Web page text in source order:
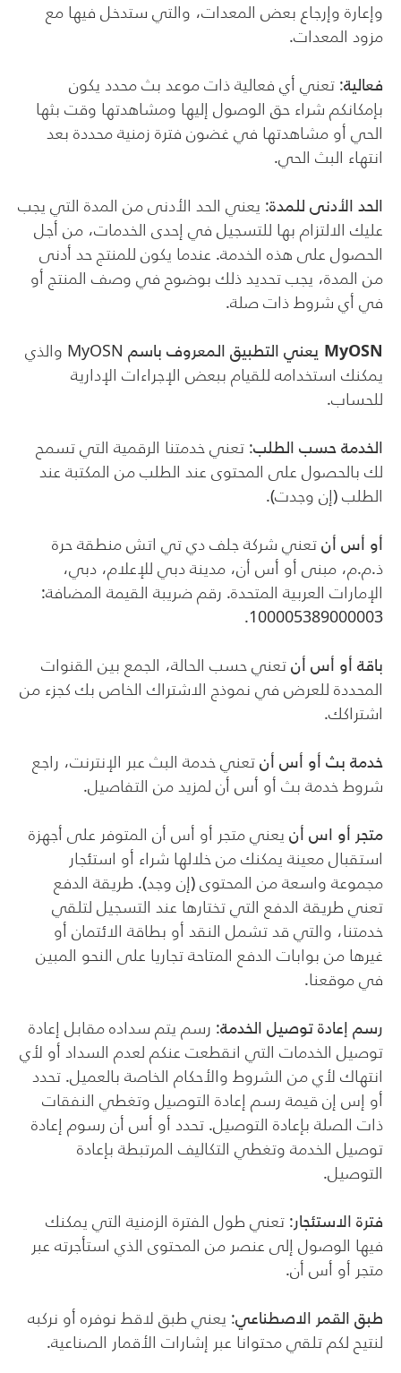
وإعارة وإرجاع بعض المعدات، والتي ستدخل فيها مع
مزود المعدات.
فعالية: تعني أي فعالية ذات موعد بث محدد يكون
بإمكانكم شراء حق الوصول إليها ومشاهدتها وقت بثها
الحي أو مشاهدتها في غضون فترة زمنية محددة بعد
انتهاء البث الحي.
الحد الأدنى للمدة: يعني الحد الأدنى من المدة التي يجب
عليك الالتزام بها للتسجيل في إحدى الخدمات، من أجل
الحصول على هذه الخدمة. عندما يكون للمنتج حد أدنى
من المدة، يجب تحديد ذلك بوضوح في وصف المنتج أو
في أي شروط ذات صلة.
MyOSN يعني التطبيق المعروف باسم MyOSN والذي
يمكنك استخدامه للقيام ببعض الإجراءات الإدارية
للحساب.
الخدمة حسب الطلب: تعني خدمتنا الرقمية التي تسمح
لك بالحصول على المحتوى عند الطلب من المكتبة عند
الطلب (إن وجدت).
أو أس أنتعني شركة جلف دي تي اتش منطقة حرة
ذ.م.م، مبنى أو أس أن، مدينة دبي للإعلام، دبي،
الإمارات العربية المتحدة. رقم ضريبة القيمة المضافة:
100005389000003.
باقة أو أس أنتعني حسب الحالة، الجمع بين القنوات
المحددة للعرض في نموذج الاشتراك الخاص بك كجزء من
اشتراكك.
خدمة بث أو أس أنتعني خدمة البث عبر الإنترنت، راجع
شروط خدمة بث أو أس أن لمزيد من التفاصيل.
متجر أو اس أنيعني متجر أو أس أن المتوفر على أجهزة
استقبال معينة يمكنك من خلالها شراء أو استئجار
مجموعة واسعة من المحتوى (إن وجد). طريقة الدفع
تعني طريقة الدفع التي تختارها عند التسجيل لتلقي
خدمتنا، والتي قد تشمل النقد أو بطاقة الائتمان أو
غيرها من بوابات الدفع المتاحة تجاريا على النحو المبين
في موقعنا.
رسم إعادة توصيل الخدمة: رسم يتم سداده مقابل إعادة
توصيل الخدمات التي انقطعت عنكم لعدم السداد أو لأي
انتهاك لأي من الشروط والأحكام الخاصة بالعميل. تحدد
أو إس إن قيمة رسم إعادة التوصيل وتغطي النفقات
ذات الصلة بإعادة التوصيل. تحدد أو أس أن رسوم إعادة
توصيل الخدمة وتغطي التكاليف المرتبطة بإعادة
التوصيل.
فترة الاستئجار: تعني طول الفترة الزمنية التي يمكنك
فيها الوصول إلى عنصر من المحتوى الذي استأجرته عبر
متجر أو أس أن.
طبق القمر الاصطناعي: يعني طبق لاقط نوفره أو نركبه
لنتيح لكم تلقي محتوانا عبر إشارات الأقمار الصناعية.